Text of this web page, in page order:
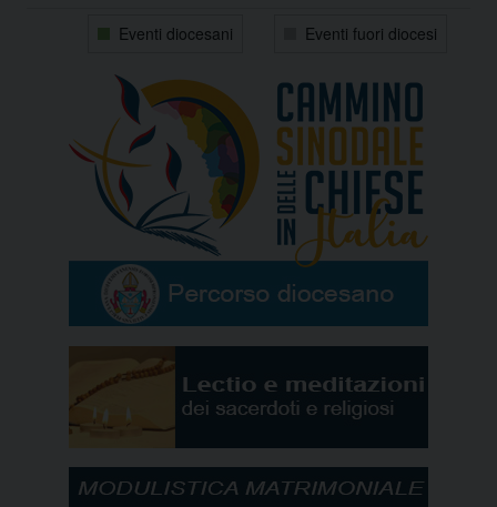
Eventi diocesani Eventi fuori diocesi